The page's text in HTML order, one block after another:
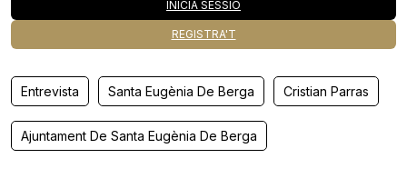
INICIA SESSIÓ
REGISTRA'T
Entrevista Santa Eugènia De Berga Cristian Parras
Ajuntament De Santa Eugènia De Berga